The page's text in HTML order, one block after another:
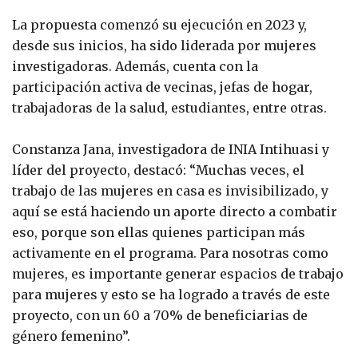
La propuesta comenzó su ejecución en 2023 y,
desde sus inicios, ha sido liderada por mujeres
investigadoras. Además, cuenta con la
participación activa de vecinas, jefas de hogar,
trabajadoras de la salud, estudiantes, entre otras.
Constanza Jana, investigadora de INIA Intihuasi y
líder del proyecto, destacó: “Muchas veces, el
trabajo de las mujeres en casa es invisibilizado, y
aquí se está haciendo un aporte directo a combatir
eso, porque son ellas quienes participan más
activamente en el programa. Para nosotras como
mujeres, es importante generar espacios de trabajo
para mujeres y esto se ha logrado a través de este
proyecto, con un 60 a 70% de beneficiarias de
género femenino”.